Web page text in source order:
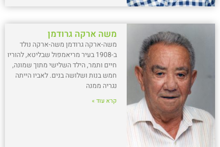
משה ארקה גרודמן
משה-ארקה גרודמן משה-ארקה נולד
ב-1908 בעיר מריאמפול שבליטא, להוריו
חיים ותמר, הילד השלישי מתוך שמונה,
חמש בנות ושלושה בנים. לאביו הייתה
נגריה ממנה
קרא עוד »